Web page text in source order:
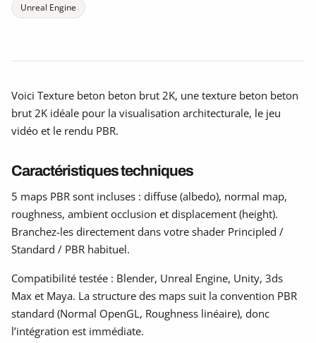
Unreal Engine
Voici Texture beton beton brut 2K, une texture beton beton
brut 2K idéale pour la visualisation architecturale, le jeu
vidéo et le rendu PBR.
Caractéristiques techniques
5 maps PBR sont incluses : diffuse (albedo), normal map,
roughness, ambient occlusion et displacement (height).
Branchez-les directement dans votre shader Principled /
Standard / PBR habituel.
Compatibilité testée : Blender, Unreal Engine, Unity, 3ds
Max et Maya. La structure des maps suit la convention PBR
standard (Normal OpenGL, Roughness linéaire), donc
l’intégration est immédiate.